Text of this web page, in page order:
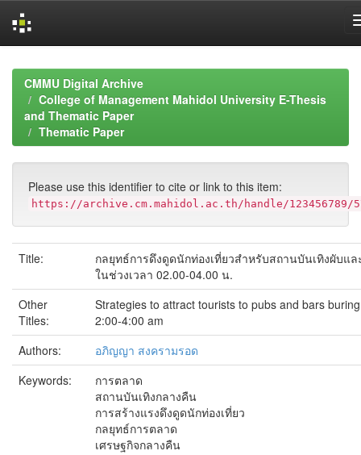
navigationCMMU Digital Archive
College of Management Mahidol University E-Thesis
and Thematic Paper
Thematic Paper
Please use this identifier to cite or link to this item:
https://archive.cm.mahidol.ac.th/handle/123456789/
Title:
กลยุทธ์การดึงดูดนักท่องเที่ยวสำหรับสถานบันเทิงผับแล
ในช่วงเวลา 02.00-04.00 น.
Other
Titles:
Strategies to attract tourists to pubs and bars buring
2:00-4:00 am
Authors:
อภิญญา สงครามรอด
Keywords:
การตลาด
สถานบันเทิงกลางคืน
การสร้างแรงดึงดูดนักท่องเที่ยว
กลยุทธ์การตลาด
เศรษฐกิจกลางคืน